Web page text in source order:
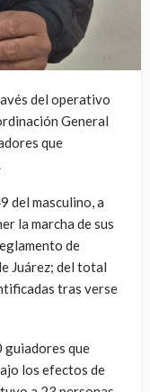
del operativo
General
que
del masculino, a
la marcha de sus
de
Juárez; del total
tras verse
guiadores que
los efectos de